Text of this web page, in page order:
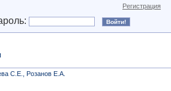
Регистрация
С.Е., Розанов Е.А.